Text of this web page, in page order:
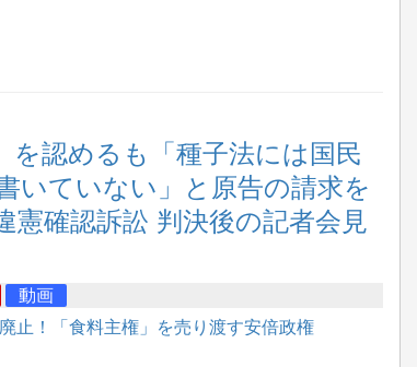
を認めるも「種子法には国民
いていない」と原告の請求を
憲確認訴訟 判決後の記者会見
動画
止！「食料主権」を売り渡す安倍政権